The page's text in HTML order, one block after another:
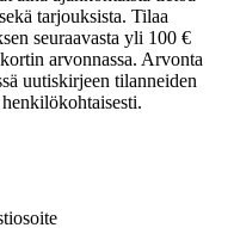
tarjouksista. Tilaa
seuraavasta yli 100 €
arvonnassa. Arvonta
uutiskirjeen tilanneiden